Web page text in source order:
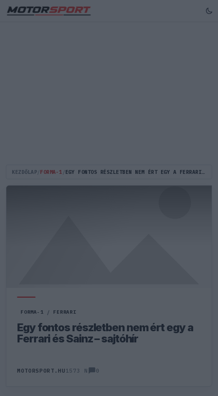
KEZDŐLAP FORMA-1 EGY FONTOS RÉSZLETBEN NEM ÉRT EGY A FERRARI ÉS SAINZ – SAJTÓHÍR
FORMA-1 / FERRARI
Egy fontos részletben nem ért egy a
Ferrari és Sainz – sajtóhír
MOTORSPORT.HU 1573 N 0